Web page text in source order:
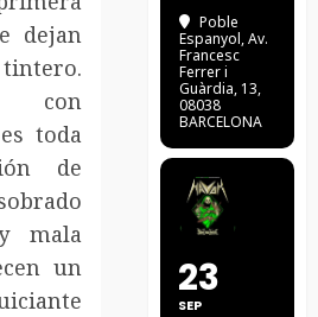
dejan
con
toda
de
mala
un
Poble
Espanyol, Av.
Francesc
Ferrer i
Guàrdia, 13,
08038
BARCELONA
23
SEP